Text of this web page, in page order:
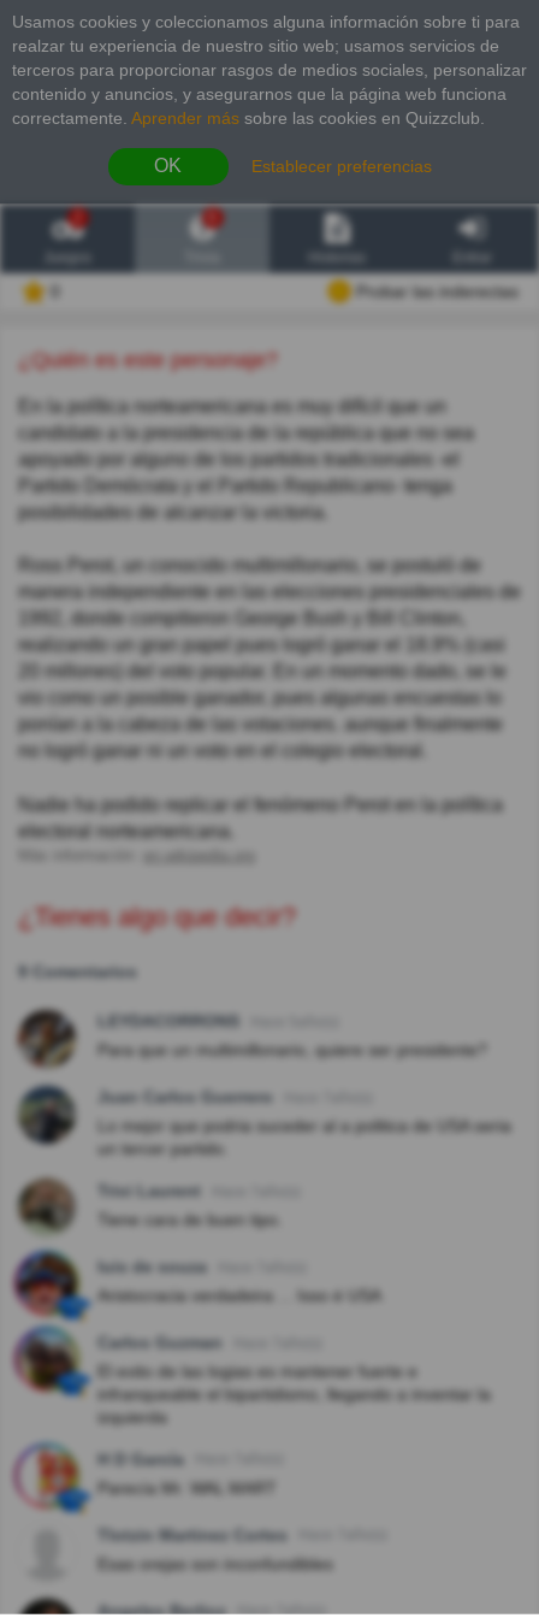
Usamos cookies y coleccionamos alguna información sobre ti para
realzar tu experiencia de nuestro sitio web; usamos servicios de
terceros para proporcionar rasgos de medios sociales, personalizar
contenido y anuncios, y asegurarnos que la página web funciona
correctamente. Aprender más sobre las cookies en Quizzclub.
OK Establecer preferencias
2
Probar las inderectas
¿Quién es este personaje?
En la política norteamericana es muy difícil que un
candidato a la presidencia de la república que no sea
apoyado por alguno de los partidos tradicionales -el
Partido Demócrata y el Partido Republicano- tenga
posibilidades de alcanzar la victoria.
Ross Perot, un conocido multimillonario, se postuló de
manera independiente en las elecciones presidenciales de
1992, donde compitieron George Bush y Bill Clinton,
realizando un gran papel pues logró ganar el 18.9% (casi
20 millones) del voto popular. En un momento dado, se le
vio como un posible ganador, pues algunas encuestas lo
ponían a la cabeza de las votaciones. aunque finalmente
no logró ganar ni un voto en el colegio electoral.
Nadie ha podido replicar el fenómeno Perot en la política
electoral norteamericana.
en.wikipedia.org
¿Tienes algo que decir?
9 Comentarios
LEYDACORRONS
Para que un multimillonario, quiere ser presidente?
Juan Carlos Guerrero
Lo mejor que podria suceder al a politica de USA seria
un tercer partido.
Trixi Laurent
Tiene cara de buen tipo.
luis de souza
Aristocracia verdadeira ... Isso é USA
Carlos Guzman
El exito de las logias es mantener fuerte e
infranqueable el bipartidismo, llegando a inventar la
izquierda
H D García
Parecía Mr. WAL MART
Tlotzin Martinez Cortes
Esas orejas son inconfundibles
Angeles Berlioz Hace 7año(s)